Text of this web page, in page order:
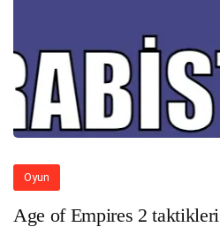
Oyun
Age of Empires 2 taktikleri